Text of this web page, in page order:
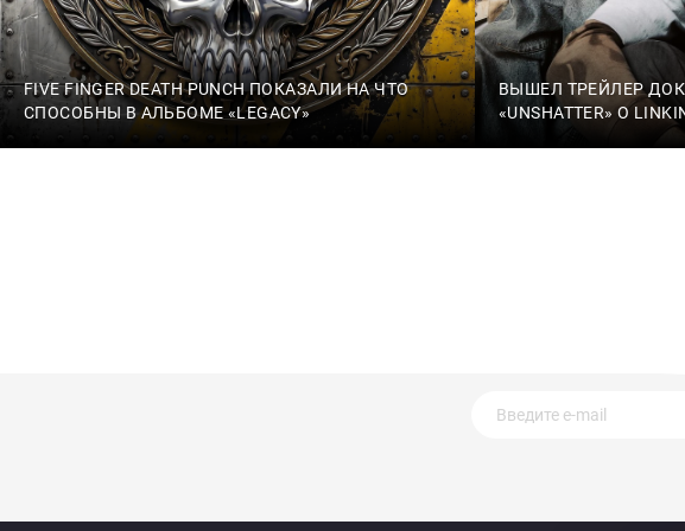
FIVE FINGER DEATH PUNCH ПОКАЗАЛИ НА ЧТО
СПОСОБНЫ В АЛЬБОМЕ «LEGACY»
ВЫШЕЛ ТРЕЙЛЕР
«UNSHATTER» О